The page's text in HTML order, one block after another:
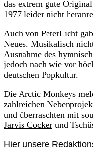
das extrem gute
1977 leider nicht
Auch von PeterLicht
Neues. Musikalisch
Ausnahme des
jedoch nach wie vor
deutschen Popkultur.
Die Arctic Monkeys
zahlreichen
und überraschten mit
Jarvis Cocker und
Hier unsere